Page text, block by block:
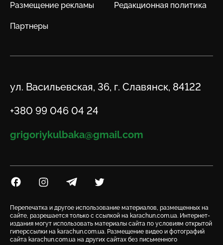
Размещение рекламы Редакционная политика
Партнеры
Адрес
ул. Васильевская, 36, г. Славянск, 84122
Телефон
+380 99 046 04 24
Email
grigoriykulbaka@gmail.com
Посилання на Facebook
Посилання на Instagram
Посилання на Telegram
Посилання на Twitter
Перепечатка и другое использование материалов, размещенных на
сайте, разрешается только с ссылкой на karachun.com.ua. Интернет-
издания могут использовать материалы сайта по условиям открытой
гиперссылки на karachun.com.ua. Размещение видео и фотографий
сайта karachun.com.ua на других сайтах без письменного